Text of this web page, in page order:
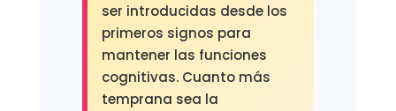
ser introducidas desde los
primeros signos para
mantener las funciones
cognitivas. Cuanto más
temprana sea la